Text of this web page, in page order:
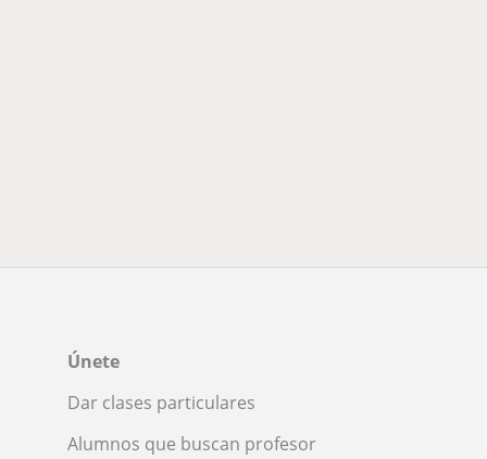
Únete
Dar clases particulares
Alumnos que buscan profesor